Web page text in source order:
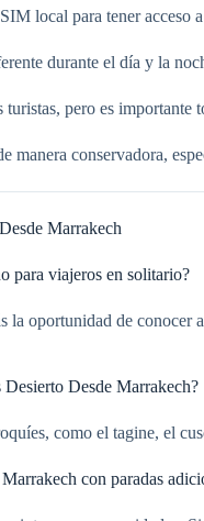
local para tener acceso
durante el día y la
pero es
manera conservadora,
Marrakech
para viajeros en solitario?
la oportunidad de
Desde Marrakech?
como el tagine, el
con paradas